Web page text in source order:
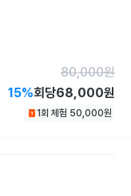
80,000원
15%회당68,000원
1회 체험 50,000원